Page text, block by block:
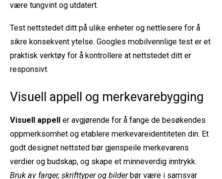
være tungvint og utdatert.
Test nettstedet ditt på ulike enheter og nettlesere for å
sikre konsekvent ytelse. Googles mobilvennlige test er et
praktisk verktøy for å kontrollere at nettstedet ditt er
responsivt.
Visuell appell og merkevarebygging
Visuell appell
er avgjørende for å fange de besøkendes
oppmerksomhet og etablere merkevareidentiteten din. Et
godt designet nettsted bør gjenspeile merkevarens
verdier og budskap, og skape et minneverdig inntrykk.
Bruk av farger, skrifttyper og bilderbør være i samsvar